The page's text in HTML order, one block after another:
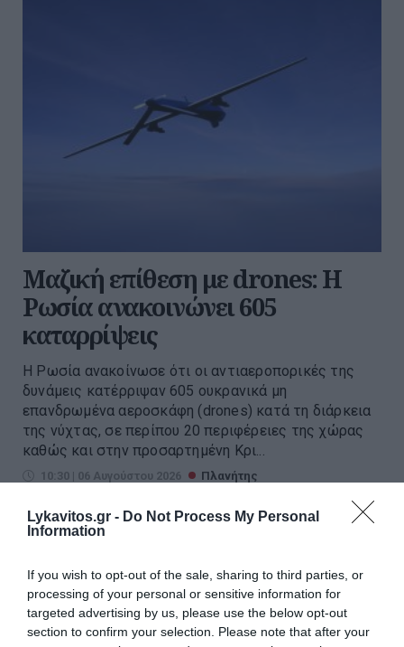
Lykavitos.gr - Do Not Process My Personal
Information
If you wish to opt-out of the sale, sharing to third parties, or
processing of your personal or sensitive information for
targeted advertising by us, please use the below opt-out
section to confirm your selection. Please note that after your
Μαζική επίθεση με drones: Η
Ρωσία ανακοινώνει 605
καταρρίψεις
Η Ρωσία ανακοίνωσε ότι οι αντιαεροπορικές της
δυνάμεις κατέρριψαν 605 ουκρανικά μη
επανδρωμένα αεροσκάφη (drones) κατά τη διάρκεια
της νύχτας, σε περίπου 20 περιφέρειες της χώρας
καθώς και στην προσαρτημένη Κρι...
10:30 | 06 Αυγούστου 2026 Πλανήτης